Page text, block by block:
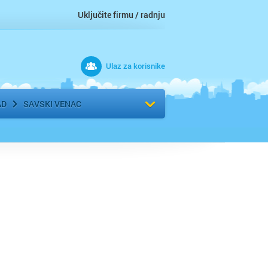
Uključite firmu / radnju
Ulaz za korisnike
SAVSKI VENACIzaberite komšiluk